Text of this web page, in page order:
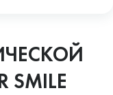
SMILE